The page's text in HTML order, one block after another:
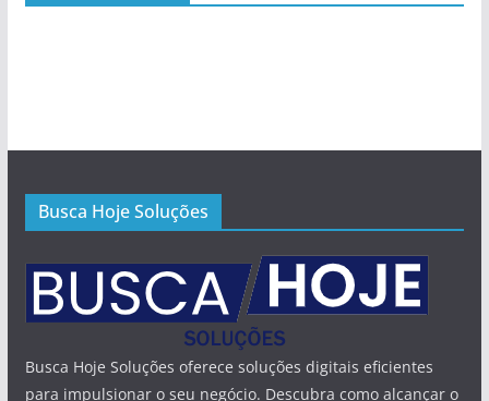
Busca Hoje Soluções
Busca Hoje Soluções oferece soluções digitais eficientes
para impulsionar o seu negócio. Descubra como alcançar o